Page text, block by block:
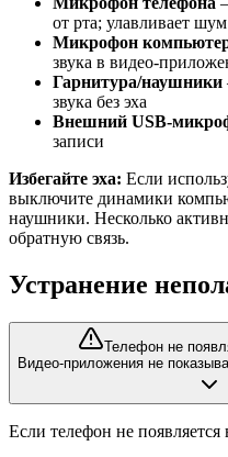
от рта; улавливает
Микрофон
звука в видео-
Гарнитура/наушники
звука без эха
Внешний USB-
записи
Избегайте эха: Если
выключите динамики
наушники. Несколько
обратную связь.
Устранение
Телефон не
Видео-приложения не
Если телефон не